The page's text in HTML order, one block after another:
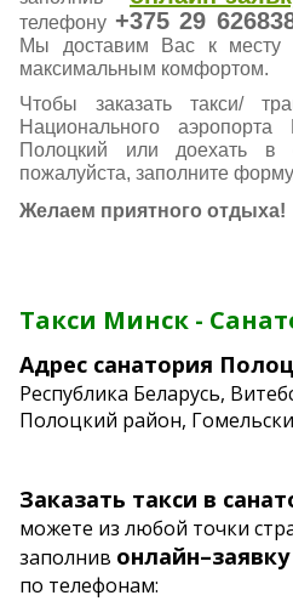
телефону +375 29
Мы доставим Вас к месту
максимальным комфортом.
Чтобы заказать такси/
Национального
Полоцкий или доехать в
пожалуйста, заполните
Желаем приятного отдыха!
Такси Минск -
Адрес санатория
Республика Беларусь,
Полоцкий район,
Заказать такси в
можете из любой точки
заполнив онлайн–заявку
по телефонам: